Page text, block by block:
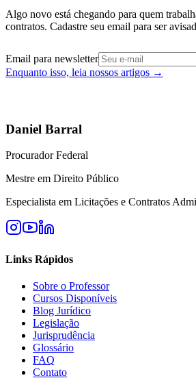
Algo novo está chegando para quem
contratos. Cadastre seu email para ser
Email para newsletter
Enquanto isso, leia nossos artigos →
Daniel Barral
Procurador Federal
Mestre em Direito Público
Especialista em Licitações e Contratos
Links Rápidos
Sobre o Professor
Cursos Disponíveis
Blog Jurídico
Legislação
Jurisprudência
Glossário
FAQ
Contato